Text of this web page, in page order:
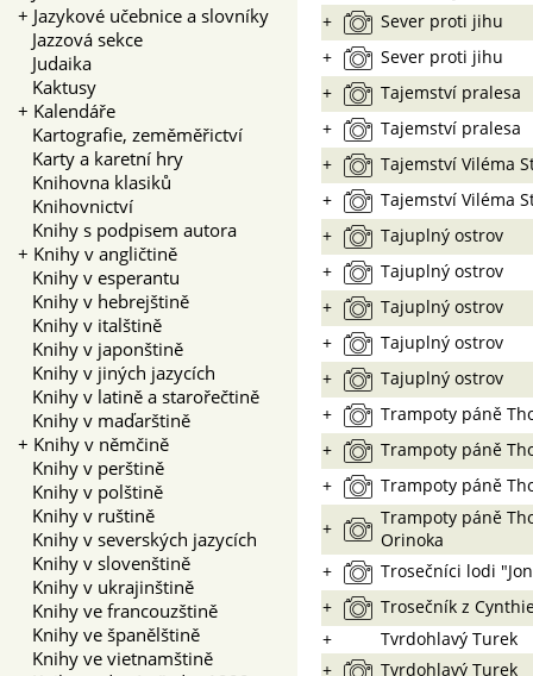
+ Jazykové učebnice a slovníky
Jazzová sekce
Judaika
Kaktusy
+ Kalendáře
Kartografie, zeměměřictví
Karty a karetní hry
Knihovna klasiků
Knihovnictví
Knihy s podpisem autora
+ Knihy v angličtině
Knihy v esperantu
Knihy v hebrejštině
Knihy v italštině
Knihy v japonštině
Knihy v jiných jazycích
Knihy v latině a starořečtině
Knihy v maďarštině
+ Knihy v němčině
Knihy v perštině
Knihy v polštině
Knihy v ruštině
Knihy v severských jazycích
Knihy v slovenštině
Knihy v ukrajinštině
Knihy ve francouzštině
Knihy ve španělštině
Knihy ve vietnamštině
+
Sever proti jihu
+
Sever proti jihu
+
Tajemství pralesa
+
Tajemství pralesa
+
Tajemství Viléma
+
Tajemství Viléma
+
Tajuplný ostrov
+
Tajuplný ostrov
+
Tajuplný ostrov
+
Tajuplný ostrov
+
Tajuplný ostrov
+
Trampoty páně
+
Trampoty páně
+
Trampoty páně
+
Trampoty páně
Orinoka
+
Trosečníci lodi
+
Trosečník z
+
Tvrdohlavý Turek
+
Tvrdohlavý Turek